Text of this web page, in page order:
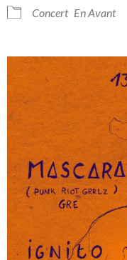
Concert En Avant